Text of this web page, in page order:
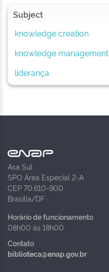
Subject
knowledge creation
knowledge management
liderança
Asa Sul
SPO Área Especial 2-A
CEP 70.610-900
Brasília/DF
Horário de funcionamento
08h00 às 18h00
Contato
biblioteca@enap.gov.br